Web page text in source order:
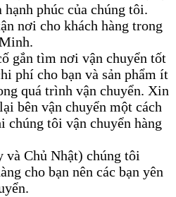
phúc của chúng tôi.
nơi cho khách hàng trong
gắn tìm nơi vận chuyển tốt
phí cho bạn và sản phẩm ít
quá trình vận chuyển. Xin
bên vận chuyển một cách
chúng tôi vận chuyển hàng
và Chủ Nhật) chúng tôi
cho bạn nên các bạn yên